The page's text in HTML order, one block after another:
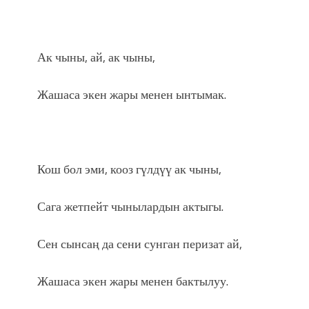
Ак чыны, ай, ак чыны,
Жашаса экен жары менен ынтымак.
Кош бол эми, кооз гүлдүү ак чыны,
Сага жетпейт чынылардын актыгы.
Сен сынсаң да сени сунган перизат ай,
Жашаса экен жары менен бактылуу.